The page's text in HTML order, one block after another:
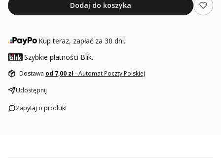
Dodaj do koszyka
Kup teraz, zapłać za 30 dni.
Szybkie płatności Blik.
Dostawa od 7,00 zł- Automat Poczty Polskiej
Udostępnij
Zapytaj o produkt